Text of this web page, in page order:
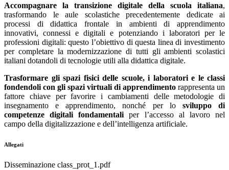
Accompagnare la transizione digitale della scuola italiana,
trasformando le aule scolastiche precedentemente dedicate ai
processi di didattica frontale in ambienti di apprendimento
innovativi, connessi e digitali e potenziando i laboratori per le
professioni digitali: questo l’obiettivo di questa linea di investimento
per completare la modernizzazione di tutti gli ambienti scolastici
italiani dotandoli di tecnologie utili alla didattica digitale.
Trasformare gli spazi fisici delle scuole, i laboratori e le classi
fondendoli con gli spazi virtuali di apprendimento rappresenta un
fattore chiave per favorire i cambiamenti delle metodologie di
insegnamento e apprendimento, nonché per lo
sviluppo di
competenze digitali fondamentali
per l’accesso al lavoro nel
campo della digitalizzazione e dell’intelligenza artificiale.
Allegati
Disseminazione class_prot_1.pdf